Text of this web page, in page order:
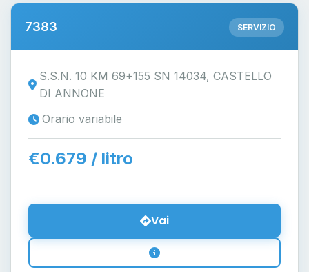
7383 SERVIZIO
S.S.N. 10 KM 69+155 SN 14034, CASTELLO
DI ANNONE
Orario variabile
€0.679 / litro
Vai